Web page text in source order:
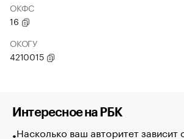
ОКФС
16
ОКОГУ
4210015
Интересное на РБК
Насколько ваш авторитет зависит